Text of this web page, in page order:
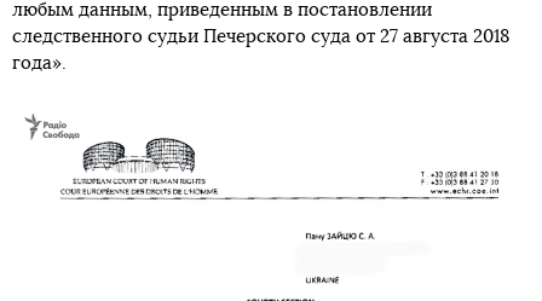
любым данным, приведенным в постановлении
следственного судьи Печерского суда от 27 августа 2018
года».